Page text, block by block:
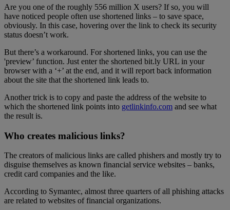
Are you one of the roughly 556 million X users? If so, you will
have noticed people often use shortened links – to save space,
obviously. In this case, hovering over the link to check its security
status doesn’t work.
But there’s a workaround. For shortened links, you can use the
'preview’ function. Just enter the shortened bit.ly URL in your
browser with a ‘+’ at the end, and it will report back information
about the site that the shortened link leads to.
Another trick is to copy and paste the address of the website to
which the shortened link points into getlinkinfo.com and see what
the result is.
Who creates malicious links?
The creators of malicious links are called phishers and mostly try to
disguise themselves as known financial service websites – banks,
credit card companies and the like.
According to Symantec, almost three quarters of all phishing attacks
are related to websites of financial organizations.